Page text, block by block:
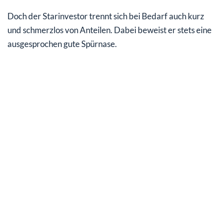
Doch der Starinvestor trennt sich bei Bedarf auch kurz
und schmerzlos von Anteilen. Dabei beweist er stets eine
ausgesprochen gute Spürnase.